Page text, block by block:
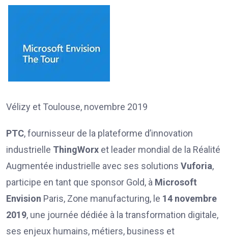
Vélizy et Toulouse, novembre 2019
PTC, fournisseur de la plateforme d’innovation
industrielle ThingWorx et leader mondial de la Réalité
Augmentée industrielle avec ses solutions Vuforia,
participe en tant que sponsor Gold, à Microsoft
Envision Paris, Zone manufacturing, le 14 novembre
2019, une journée dédiée à la transformation digitale,
ses enjeux humains, métiers, business et